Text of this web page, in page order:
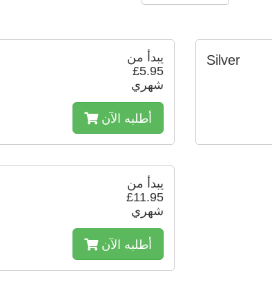
يبدأ من
£5.95
شهري
أطلبه الآن
Silver
يبدأ من
£11.95
شهري
أطلبه الآن